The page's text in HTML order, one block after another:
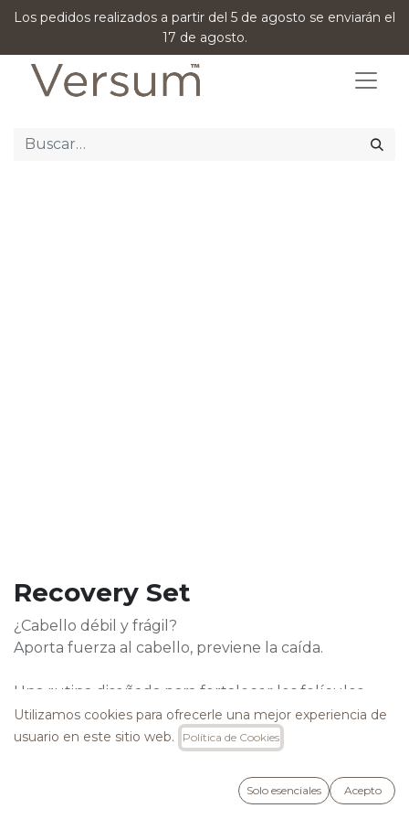
Los pedidos realizados a partir del 5 de agosto se enviarán el
17 de agosto.
Recovery Set
¿Cabello débil y frágil?
Aporta fuerza al cabello, previene la caída.
Una rutina diseñada para fortalecer los folículos
capilares, estimular el crecimiento y frenar la
pérdida capilar, consiguiendo una melena más
Libre de SLS, SLES, Cocamide MEA y DEA
Utilizamos cookies para ofrecerle una mejor experiencia de
usuario en este sitio web.
Política de Cookies
Solo esenciales Acepto